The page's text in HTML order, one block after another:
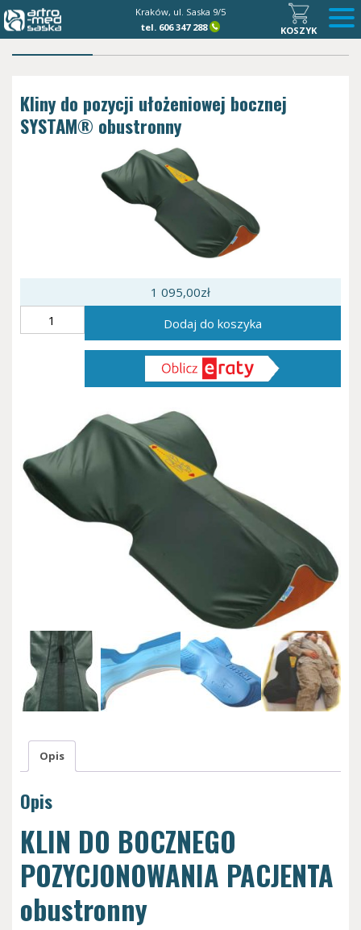
Kraków, ul. Saska 9/5
tel. 606 347 288 KOSZYK
Kliny do pozycji ułożeniowej bocznej
SYSTAM® obustronny
1 095,00zł
Kliny
ułożeniowej
obustronny
Dodaj do koszyka
Opis
Opis
KLIN DO BOCZNEGO
POZYCJONOWANIA PACJENTA
obustronny